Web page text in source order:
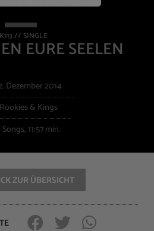
// SINGLE
EURE SEELEN
Dezember 2014
Rookies & Kings
Songs, 11:57 min.
ZUR ÜBERSICHT